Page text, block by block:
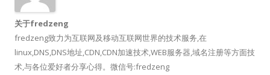
关于fredzeng
fredzeng致力为互联网及移动互联网世界的技术服务,在
linux,DNS,DNS地址,CDN,CDN加速技术,WEB服务器,域名注册等方面技
术,与各位爱好者分享心得。微信号:fredzeng